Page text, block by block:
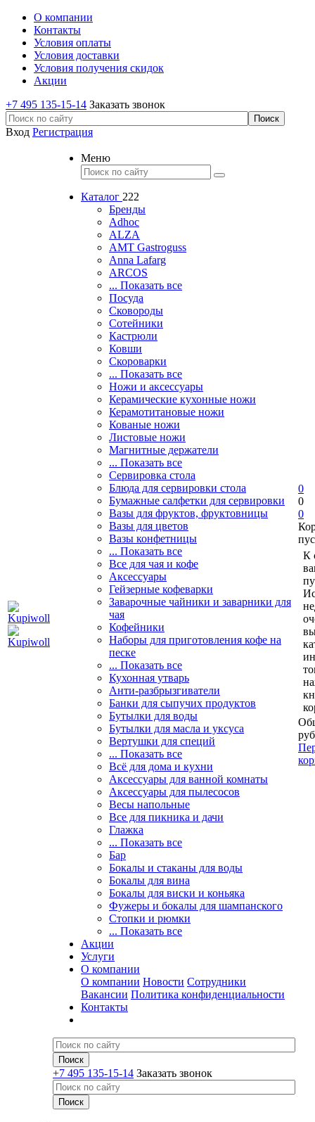
О компании
Контакты
Условия оплаты
Условия доставки
Условия получения скидок
Акции
+7 495 135-15-14 Заказать звонок
Вход Регистрация
Меню
Каталог 222
Бренды
Adhoc
ALZA
AMT Gastroguss
Anna Lafarg
ARCOS
... Показать все
Посуда
Сковороды
Сотейники
Кастрюли
Ковши
Скороварки
... Показать все
Ножи и аксессуары
Керамические кухонные ножи
Керамотитановые ножи
Кованые ножи
Листовые ножи
Магнитные держатели
... Показать все
Сервировка стола
Блюда для сервировки стола
Бумажные салфетки для сервировки
Вазы для фруктов, фруктовницы
Вазы для цветов
Вазы конфетницы
... Показать все
Все для чая и кофе
Аксессуары
Гейзерные кофеварки
Заварочные чайники и заварники для
чая
Кофейники
Наборы для приготовления кофе на
песке
... Показать все
Кухонная утварь
Анти-разбрызгиватели
Банки для сыпучих продуктов
Бутылки для воды
Бутылки для масла и уксуса
Вертушки для специй
... Показать все
Всё для дома и кухни
Аксессуары для ванной комнаты
Аксессуары для пылесосов
Весы напольные
Все для пикника и дачи
Глажка
... Показать все
Бар
Бокалы и стаканы для воды
Бокалы для вина
Бокалы для виски и коньяка
Фужеры и бокалы для шампанского
Стопки и рюмки
... Показать все
Акции
Услуги
О компании
О компании Новости Сотрудники
Вакансии Политика конфиденциальности
Контакты
+7 495 135-15-14 Заказать звонок
0
0
0
К